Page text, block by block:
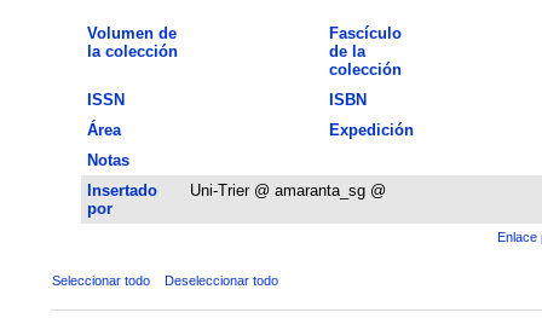
Volumen de
la colección
Fascículo
de la
colección
ISSN
ISBN
Área
Expedición
Notas
Insertado
por
Uni-Trier @ amaranta_sg @
Enlace
Seleccionar todo Deseleccionar todo